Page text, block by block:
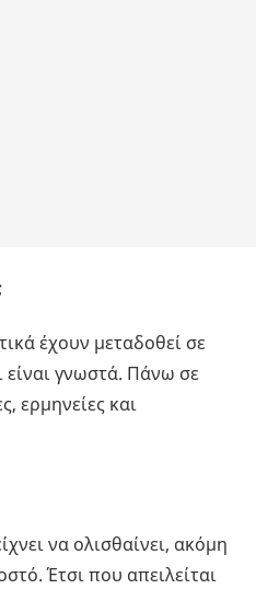
έχουν μεταδοθεί σε
είναι γνωστά. Πάνω σε
ερμηνείες και
να ολισθαίνει, ακόμη
Έτσι που απειλείται